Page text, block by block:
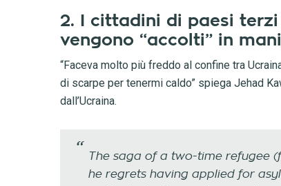
2. I cittadini di paesi
vengono “accolti” in
“Faceva molto più freddo al confine tra
di scarpe per tenermi caldo” spiega Jehad
dall’Ucraina.
The saga of a two-time refugee
he regrets having applied for